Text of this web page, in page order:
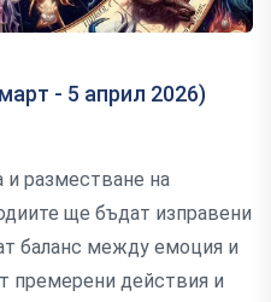
- 5 април 2026)
разместване на
ще бъдат изправени
баланс между емоция и
премерени действия и